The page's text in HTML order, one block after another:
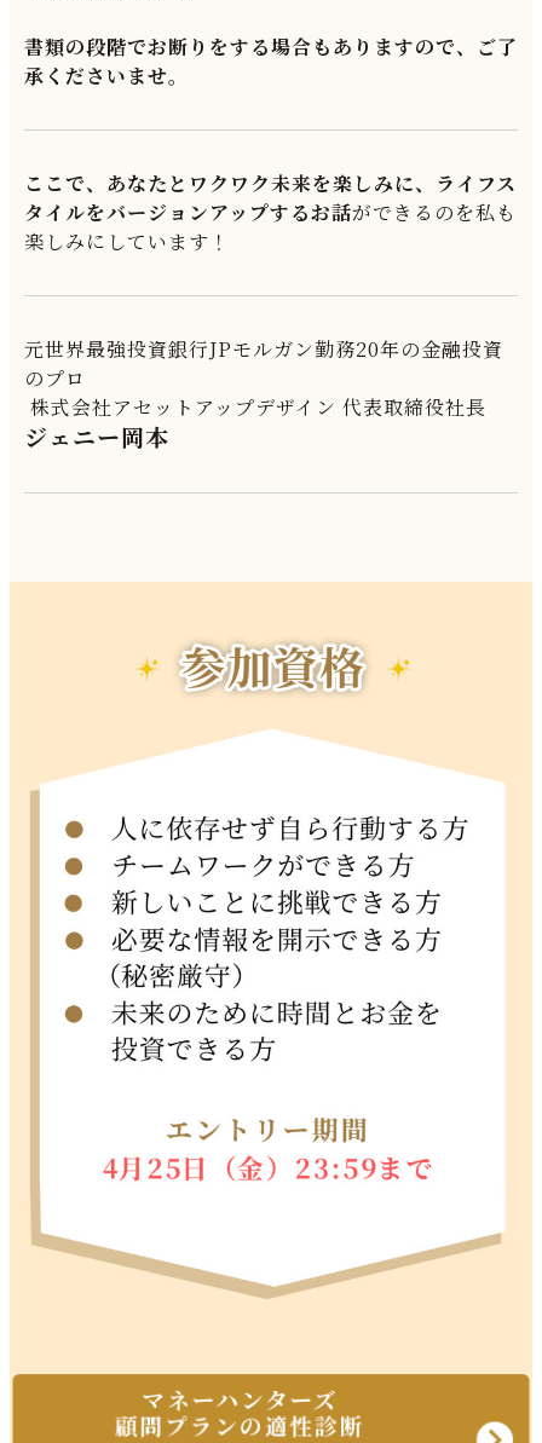
書類の段階でお断りをする場合もありますので、ご了
承くださいませ。
ここで、あなたとワクワク未来を楽しみに、ライフス
タイルをバージョンアップするお話ができるのを私も
楽しみにしています！
元世界最強投資銀行JPモルガン勤務20年の金融投資
のプロ
株式会社アセットアップデザイン 代表取締役社長
ジェニー岡本
マネーハンターズ
顧問プランの適性診断